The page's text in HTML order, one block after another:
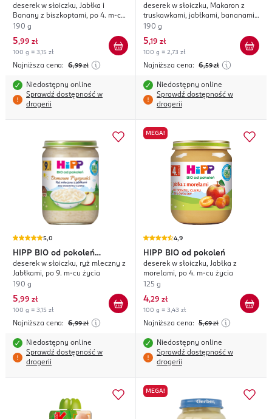
& Zboża
deserek w słoiczku, Jabłka i
Banany z biszkoptami, po 4. m-cu
życia
190 g
5,99 zł
100 g = 3,15 zł
Najniższa cena: 6,99 zł
Niedostępny online
Sprawdź dostępność w
drogerii
deserek w słoiczku, Makaron z
truskawkami, jabłkami, bananami i
twarożkiem, po 8. m-cu życia
190 g
5,19 zł
100 g = 2,73 zł
Najniższa cena: 6,59 zł
Niedostępny online
Sprawdź dostępność w
drogerii
5,0
HIPP BIO od pokoleń
Domowe Pyszności
deserek w słoiczku, ryż mleczny z
Jabłkami, po 9. m-cu życia
190 g
5,99 zł
100 g = 3,15 zł
Najniższa cena: 6,99 zł
Niedostępny online
Sprawdź dostępność w
drogerii
MEGA!
4,9
HIPP BIO od pokoleń
deserek w słoiczku, Jabłka z
morelami, po 4. m-cu życia
125 g
4,29 zł
100 g = 3,43 zł
Najniższa cena: 5,69 zł
Niedostępny online
Sprawdź dostępność w
drogerii
MEGA!